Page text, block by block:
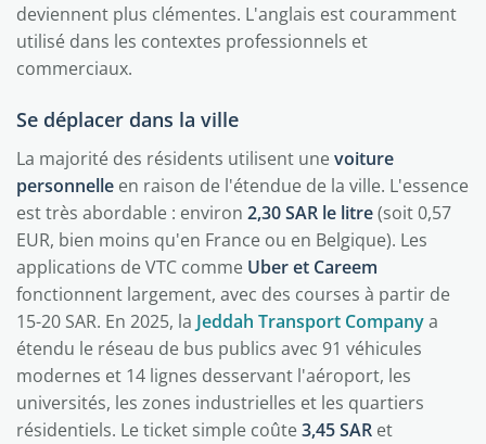
deviennent plus clémentes. L'anglais est couramment
utilisé dans les contextes professionnels et
commerciaux.
Se déplacer dans la ville
La majorité des résidents utilisent unevoiture
personnelle en raison de l'étendue de la ville. L'essence
est très abordable : environ 2,30 SAR le litre(soit 0,57
EUR, bien moins qu'en France ou en Belgique). Les
applications de VTC comme Uber et Careem
fonctionnent largement, avec des courses à partir de
15-20 SAR. En 2025, la Jeddah Transport Companya
étendu le réseau de bus publics avec 91 véhicules
modernes et 14 lignes desservant l'aéroport, les
universités, les zones industrielles et les quartiers
résidentiels. Le ticket simple coûte3,45 SAR et